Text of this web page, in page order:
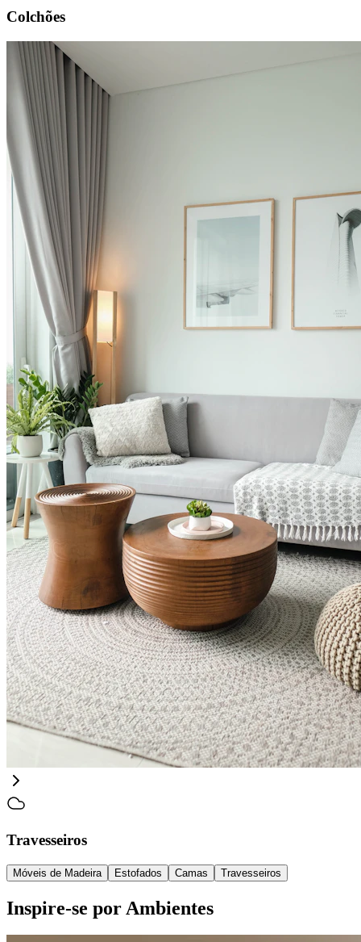
Colchões
Travesseiros
Móveis de Madeira Estofados Camas Travesseiros
Inspire-se por Ambientes